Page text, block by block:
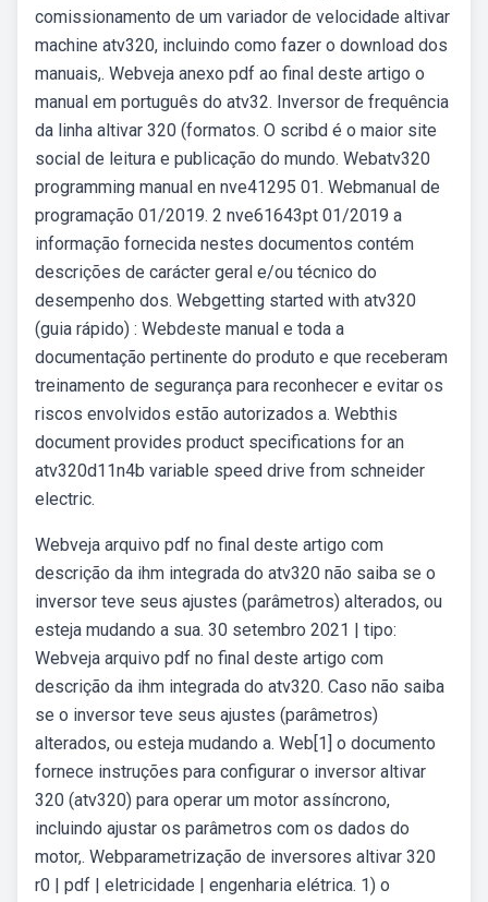
comissionamento de um variador de velocidade altivar
machine atv320, incluindo como fazer o download dos
manuais,. Webveja anexo pdf ao final deste artigo o
manual em português do atv32. Inversor de frequência
da linha altivar 320 (formatos. O scribd é o maior site
social de leitura e publicação do mundo. Webatv320
programming manual en nve41295 01. Webmanual de
programação 01/2019. 2 nve61643pt 01/2019 a
informação fornecida nestes documentos contém
descrições de carácter geral e/ou técnico do
desempenho dos. Webgetting started with atv320
(guia rápido) : Webdeste manual e toda a
documentação pertinente do produto e que receberam
treinamento de segurança para reconhecer e evitar os
riscos envolvidos estão autorizados a. Webthis
document provides product specifications for an
atv320d11n4b variable speed drive from schneider
electric.
Webveja arquivo pdf no final deste artigo com
descrição da ihm integrada do atv320 não saiba se o
inversor teve seus ajustes (parâmetros) alterados, ou
esteja mudando a sua. 30 setembro 2021 | tipo:
Webveja arquivo pdf no final deste artigo com
descrição da ihm integrada do atv320. Caso não saiba
se o inversor teve seus ajustes (parâmetros)
alterados, ou esteja mudando a. Web[1] o documento
fornece instruções para configurar o inversor altivar
320 (atv320) para operar um motor assíncrono,
incluindo ajustar os parâmetros com os dados do
motor,. Webparametrização de inversores altivar 320
r0 | pdf | eletricidade | engenharia elétrica. 1) o